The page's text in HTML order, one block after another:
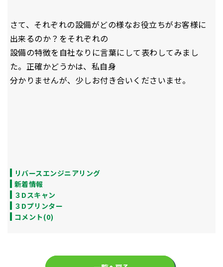
さて、それぞれの設備がどの様なお役立ちがお客様に
出来るのか？をそれぞれの
設備の特徴を自社なりに言葉にして表わしてみまし
た。正確かどうかは、私自身
分かりませんが、少しお付き合いくださいませ。
リバースエンジニアリング
新着情報
３Dスキャン
３Dプリンター
コメント(0)